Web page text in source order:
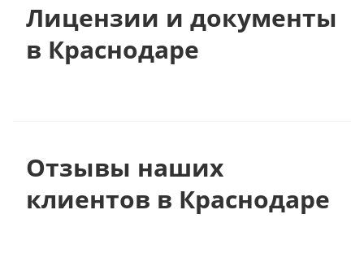
Лицензии и документы
в Краснодаре
Отзывы наших
клиентов в Краснодаре